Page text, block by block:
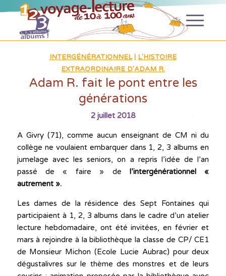
INTERGÉNÉRATIONNEL| L'HISTOIRE
EXTRAORDINAIRE D'ADAM R.
Adam R. fait le pont entre les
générations
2 juillet 2018
A Givry (71), comme aucun enseignant de CM ni du
collège ne voulaient embarquer dans 1, 2, 3 albums en
jumelage avec les seniors, on a repris l’idée de l’an
passé de « faire » de l’intergénérationnel «
autrement ».
Les dames de la résidence des Sept Fontaines qui
participaient à 1, 2, 3 albums dans le cadre d’un atelier
lecture hebdomadaire, ont été invitées, en février et
mars à rejoindre à la bibliothèque la classe de CP/ CE1
de Monsieur Michon (Ecole Lucie Aubrac) pour deux
dégustalivres sur le thème des monstres et de leurs